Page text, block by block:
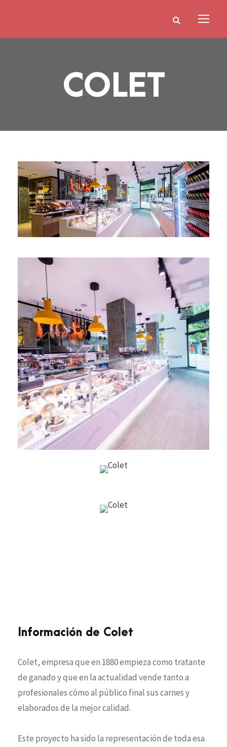
COLET
Información de Colet
Colet, empresa que en 1880 empieza como tratante
de ganado y que en la actualidad vende tanto a
profesionales cómo al público final sus carnes y
elaborados de la mejor calidad.
Este proyecto ha sido la representación de toda esa